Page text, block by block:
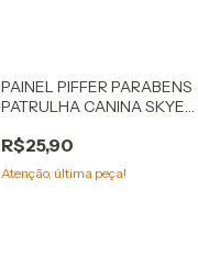
PAINEL PIFFER PARABENS
PATRULHA CANINA SKYE
R$25,90
Atenção, última peça!